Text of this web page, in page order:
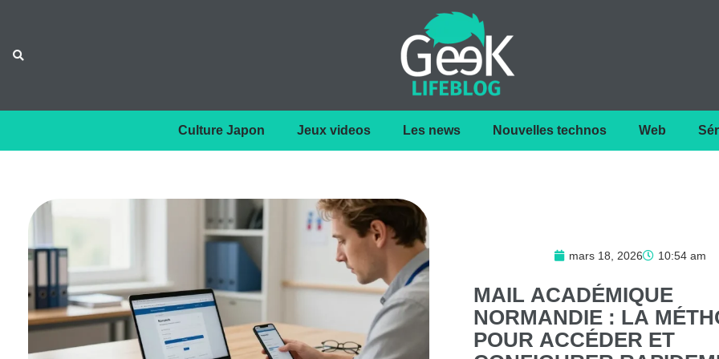
Culture Japon Jeux videos Les news Nouvelles technos Web
mars 18, 2026 10:54 am
MAIL ACADÉMIQUE
NORMANDIE : LA
POUR ACCÉDER ET